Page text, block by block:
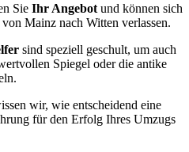
Sie Ihr Angebot und können sich
Mainz nach Witten verlassen.
sind speziell geschult, um auch
Spiegel oder die antike
wir, wie entscheidend eine
für den Erfolg Ihres Umzugs